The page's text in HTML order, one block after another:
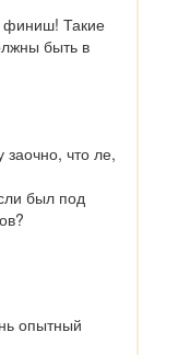
финиш! Такие
быть в
заочно, что ле,
был под
опытный